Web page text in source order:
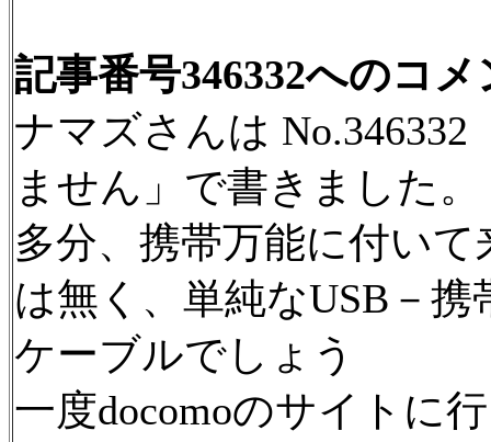
記事番号346332へのコメ
ナマズさんは No.346332
ません」で書きました。
多分、携帯万能に付い
は無く、単純なUSB－携
ケーブルでしょう
一度docomoのサイトに